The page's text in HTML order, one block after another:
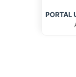
PORTAL